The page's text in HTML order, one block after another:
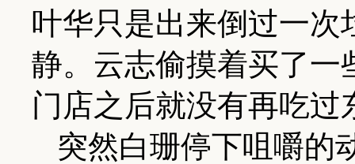
叶华只是出来倒过一次
静。云志偷摸着买了一
门店之后就没有再吃
突然白珊停下咀嚼的